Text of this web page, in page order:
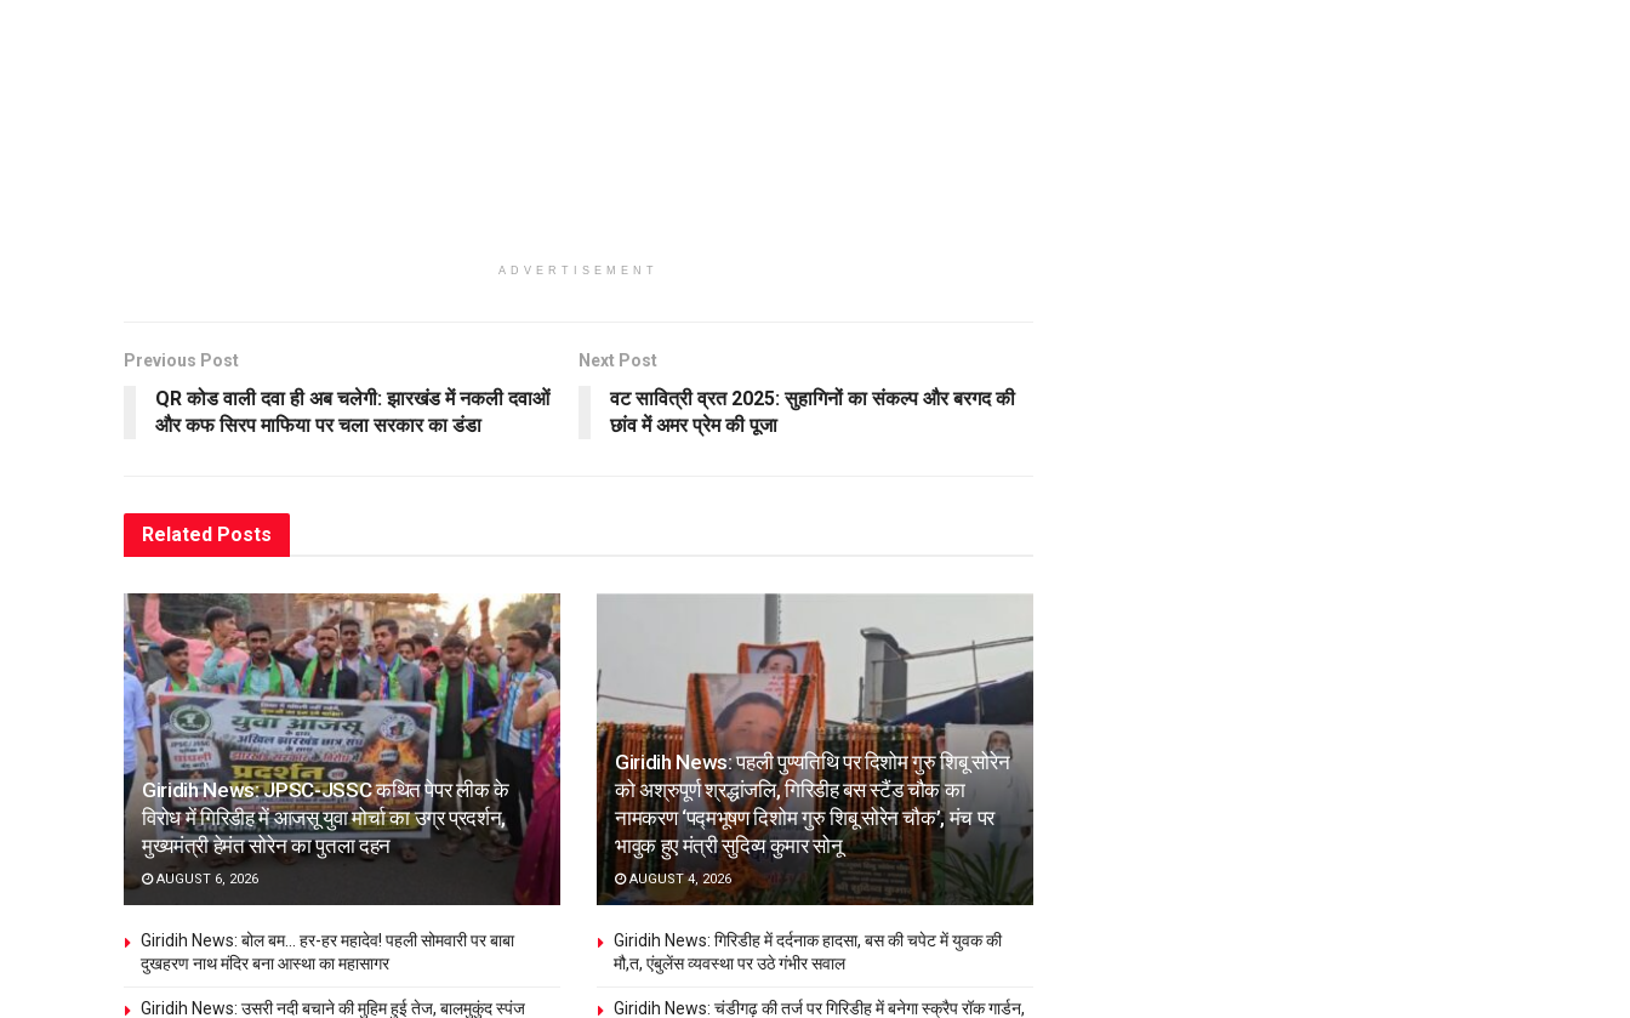
ADVERTISEMENT
Previous Post
QR कोड वाली दवा ही अब चलेगी: झारखंड में नकली दवाओं
और कफ सिरप माफिया पर चला सरकार का डंडा
Next Post
वट सावित्री व्रत 2025: सुहागिनों का संकल्प और बरगद की
छांव में अमर प्रेम की पूजा
Related Posts
Giridih News: JPSC-JSSC कथित पेपर लीक के
विरोध में गिरिडीह में आजसू युवा मोर्चा का उग्र प्रदर्शन,
मुख्यमंत्री हेमंत सोरेन का पुतला दहन
AUGUST 6, 2026
Giridih News: पहली पुण्यतिथि पर दिशोम गुरु शिबू सोरेन
को अश्रुपूर्ण श्रद्धांजलि, गिरिडीह बस स्टैंड चौक का
नामकरण ‘पद्मभूषण दिशोम गुरु शिबू सोरेन चौक’, मंच पर
भावुक हुए मंत्री सुदिव्य कुमार सोनू
AUGUST 4, 2026
Giridih News: बोल बम… हर-हर महादेव! पहली सोमवारी पर बाबा
दुखहरण नाथ मंदिर बना आस्था का महासागर
Giridih News: गिरिडीह में दर्दनाक हादसा, बस की चपेट में युवक की
मौ,त, एंबुलेंस व्यवस्था पर उठे गंभीर सवाल
Giridih News: उसरी नदी बचाने की मुहिम हुई तेज, बालमुकुंद स्पंज Giridih News: चंडीगढ़ की तर्ज पर गिरिडीह में बनेगा स्क्रैप रॉक गार्डन,